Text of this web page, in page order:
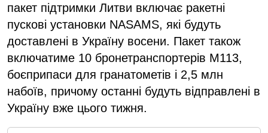
пакет підтримки Литви включає ракетні
пускові установки NASAMS, які будуть
доставлені в Україну восени. Пакет також
включатиме 10 бронетранспортерів М113,
боєприпаси для гранатометів і 2,5 млн
набоїв, причому останні будуть відправлені в
Україну вже цього тижня.